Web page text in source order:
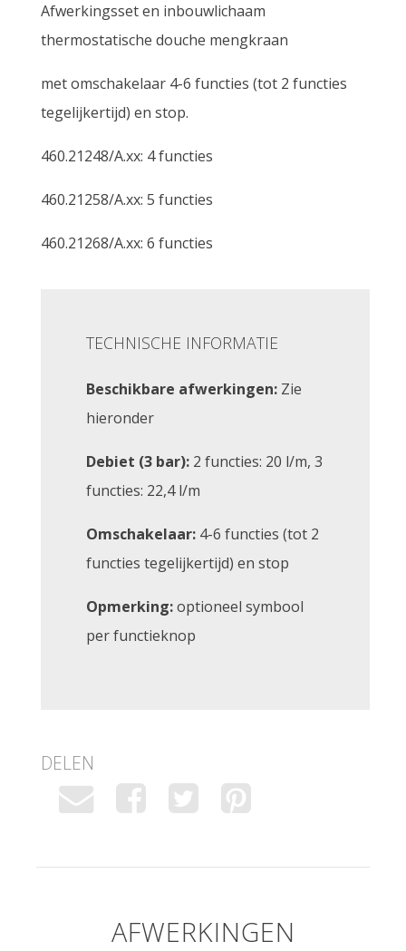
Afwerkingsset en inbouwlichaam
thermostatische douche mengkraan
met omschakelaar 4-6 functies (tot 2 functies
tegelijkertijd) en stop.
460.21248/A.xx: 4 functies
460.21258/A.xx: 5 functies
460.21268/A.xx: 6 functies
TECHNISCHE INFORMATIE
Beschikbare afwerkingen: Zie
hieronder
Debiet (3 bar): 2 functies: 20 l/m, 3
functies: 22,4 l/m
Omschakelaar: 4-6 functies (tot 2
functies tegelijkertijd) en stop
Opmerking:optioneel symbool
per functieknop
DELEN
AFWERKINGEN